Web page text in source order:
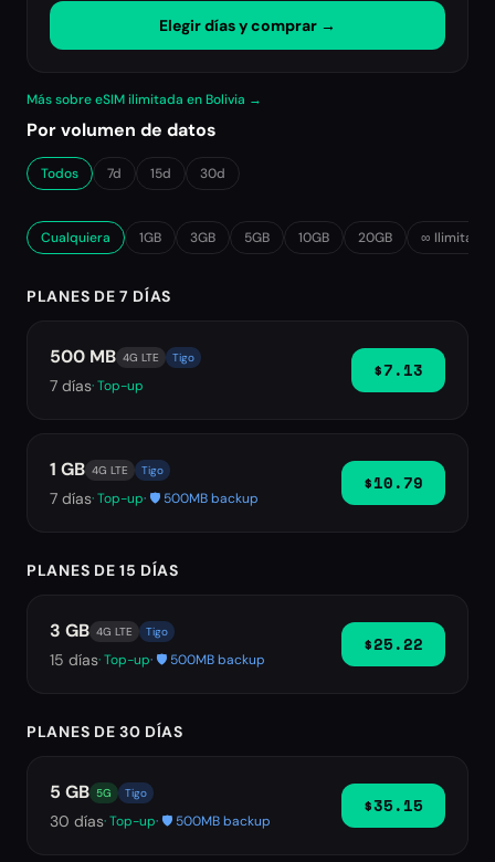
Elegir días y comprar →
Más sobre eSIM ilimitada en Bolivia →
Por volumen de datos
Todos 7d 15d 30d
Cualquiera 1GB 3GB 5GB 10GB 20GB ∞ Ilimitado
PLANES DE 7 DÍAS
500 MB 4G LTE Tigo
7 días· Top-up
$7.13
1 GB 4G LTE Tigo
7 días· Top-up· 🛡️ 500MB backup
$10.79
PLANES DE 15 DÍAS
3 GB 4G LTE Tigo
15 días· Top-up· 🛡️ 500MB backup
$25.22
PLANES DE 30 DÍAS
5 GB 5G Tigo
30 días· Top-up· 🛡️ 500MB backup
$35.15